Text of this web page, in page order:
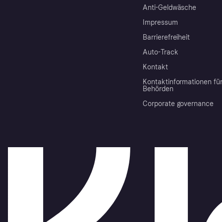
Anti-Geldwäsche
Impressum
Barrierefreiheit
Auto-Track
Kontakt
Kontaktinformationen für
Behörden
Corporate governance